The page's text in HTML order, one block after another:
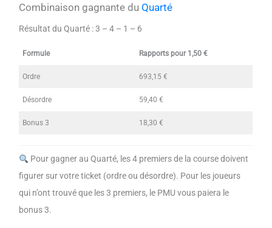
Combinaison gagnante du Quarté
Résultat du Quarté : 3 – 4 – 1 – 6
Formule Rapports pour 1,50 €
Ordre 693,15 €
Désordre 59,40 €
Bonus 3 18,30 €
Pour gagner au Quarté, les 4 premiers de la course doivent
figurer sur votre ticket (ordre ou désordre). Pour les joueurs
qui n’ont trouvé que les 3 premiers, le PMU vous paiera le
bonus 3.